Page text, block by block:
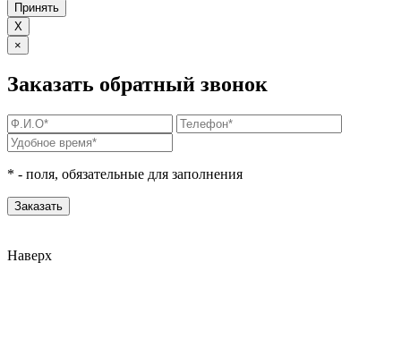
Принять
X
×
Заказать обратный звонок
* - поля, обязательные для заполнения
Наверх